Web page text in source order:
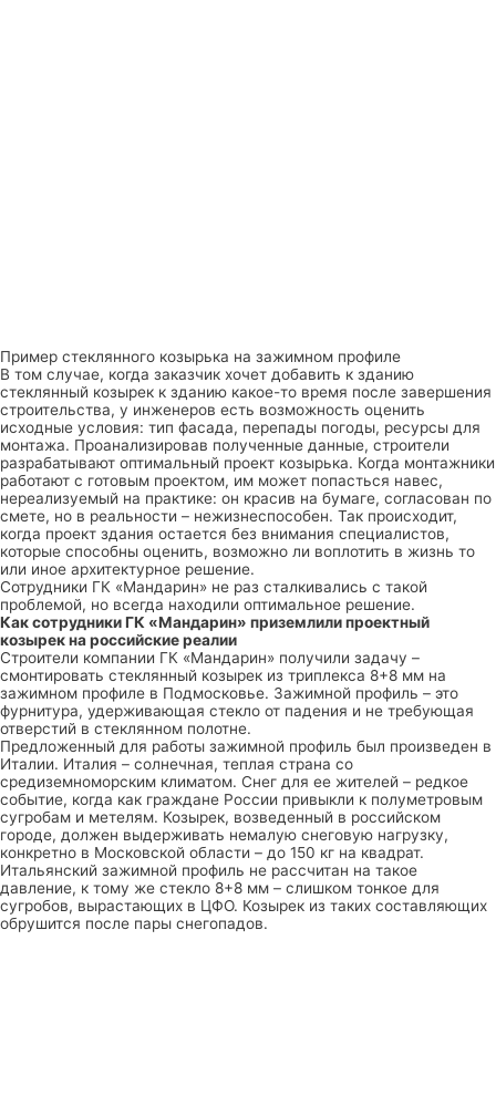
Пример стеклянного козырька на зажимном профиле
В том случае, когда заказчик хочет добавить к зданию
стеклянный козырек к зданию какое-то время после завершения
строительства, у инженеров есть возможность оценить
исходные условия: тип фасада, перепады погоды, ресурсы для
монтажа. Проанализировав полученные данные, строители
разрабатывают оптимальный проект козырька. Когда монтажники
работают с готовым проектом, им может попасться навес,
нереализуемый на практике: он красив на бумаге, согласован по
смете, но в реальности – нежизнеспособен. Так происходит,
когда проект здания остается без внимания специалистов,
которые способны оценить, возможно ли воплотить в жизнь то
или иное архитектурное решение.
Сотрудники ГК «Мандарин» не раз сталкивались с такой
проблемой, но всегда находили оптимальное решение.
Как сотрудники ГК «Мандарин» приземлили проектный
козырек на российские реалии
Строители компании ГК «Мандарин» получили задачу –
смонтировать стеклянный козырек из триплекса 8+8 мм на
зажимном профиле в Подмосковье. Зажимной профиль – это
фурнитура, удерживающая стекло от падения и не требующая
отверстий в стеклянном полотне.
Предложенный для работы зажимной профиль был произведен в
Италии. Италия – солнечная, теплая страна со
средиземноморским климатом. Снег для ее жителей – редкое
событие, когда как граждане России привыкли к полуметровым
сугробам и метелям. Козырек, возведенный в российском
городе, должен выдерживать немалую снеговую нагрузку,
конкретно в Московской области – до 150 кг на квадрат.
Итальянский зажимной профиль не рассчитан на такое
давление, к тому же стекло 8+8 мм – слишком тонкое для
сугробов, вырастающих в ЦФО. Козырек из таких составляющих
обрушится после пары снегопадов.